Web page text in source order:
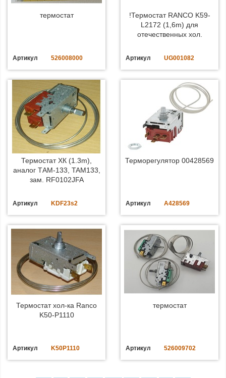
термостат
Артикул 526008000
!Термостат RANCO K59-
L2172 (1,6m) для
отечественных хол.
Артикул UG001082
Термостат ХК (1.3m),
аналог ТАМ-133, TAM133,
зам. RF0102JFA
Артикул KDF23s2
Терморегулятор 00428569
Артикул A428569
Термостат хол-ка Ranco
K50-P1110
Артикул K50P1110
термостат
Артикул 526009702